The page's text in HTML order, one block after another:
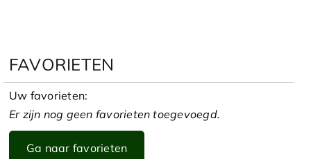
FAVORIETEN
Uw favorieten:
Er zijn nog geen favorieten toegevoegd.
Ga naar favorieten